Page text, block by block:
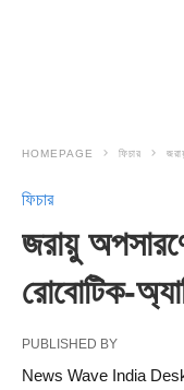
HOMEPAGE ফিচার
ফিচার
জরায়ু
রোবোটিক-
PUBLISHED BY
News Wave India